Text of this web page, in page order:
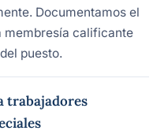
Documentamos el
membresía calificante
puesto.
trabajadores